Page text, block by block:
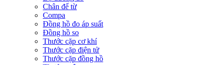
Chân đế từ
Compa
Đồng hồ đo áp suất
Đồng hồ so
Thước cặp cơ khí
Thước cặp điện tử
Thước cặp đồng hồ